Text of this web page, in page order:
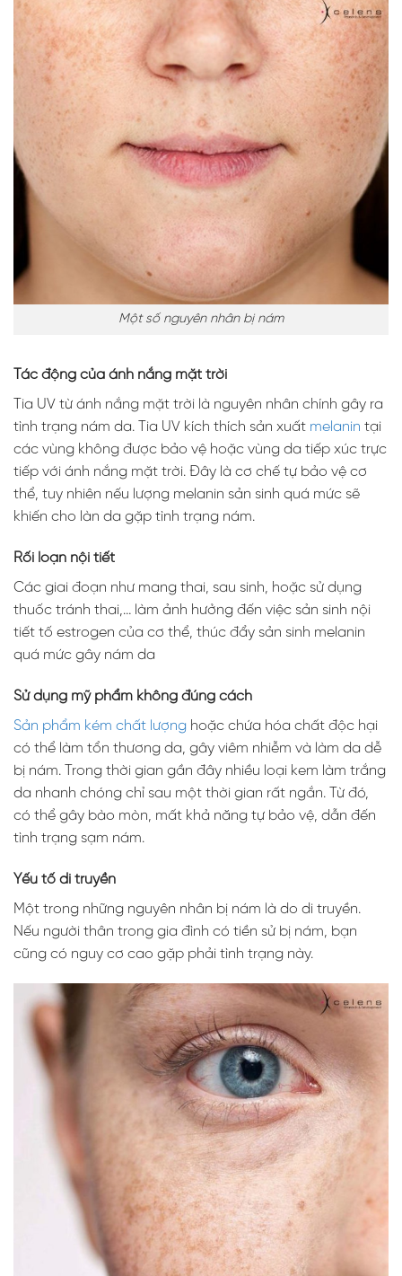
Một số nguyên nhân bị nám
Tác động của ánh nắng mặt trời
Tia UV từ ánh nắng mặt trời là nguyên nhân chính gây ra
tình trạng nám da. Tia UV kích thích sản xuất melanin tại
các vùng không được bảo vệ hoặc vùng da tiếp xúc trực
tiếp với ánh nắng mặt trời. Đây là cơ chế tự bảo vệ cơ
thể, tuy nhiên nếu lượng melanin sản sinh quá mức sẽ
khiến cho làn da gặp tình trạng nám.
Rối loạn nội tiết
Các giai đoạn như mang thai, sau sinh, hoặc sử dụng
thuốc tránh thai,… làm ảnh hưởng đến việc sản sinh nội
tiết tố estrogen của cơ thể, thúc đẩy sản sinh melanin
quá mức gây nám da
Sử dụng mỹ phẩm không đúng cách
Sản phẩm kém chất lượng hoặc chứa hóa chất độc hại
có thể làm tổn thương da, gây viêm nhiễm và làm da dễ
bị nám. Trong thời gian gần đây nhiều loại kem làm trắng
da nhanh chóng chỉ sau một thời gian rất ngắn. Từ đó,
có thể gây bào mòn, mất khả năng tự bảo vệ, dẫn đến
tình trạng sạm nám.
Yếu tố di truyền
Một trong những nguyên nhân bị nám là do di truyền.
Nếu người thân trong gia đình có tiền sử bị nám, bạn
cũng có nguy cơ cao gặp phải tình trạng này.